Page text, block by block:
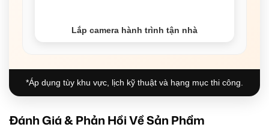
Lắp camera hành trình tận nhà
*Áp dụng tùy khu vực, lịch kỹ thuật và hạng mục thi công.
Đánh Giá & Phản Hồi Về Sản Phẩm